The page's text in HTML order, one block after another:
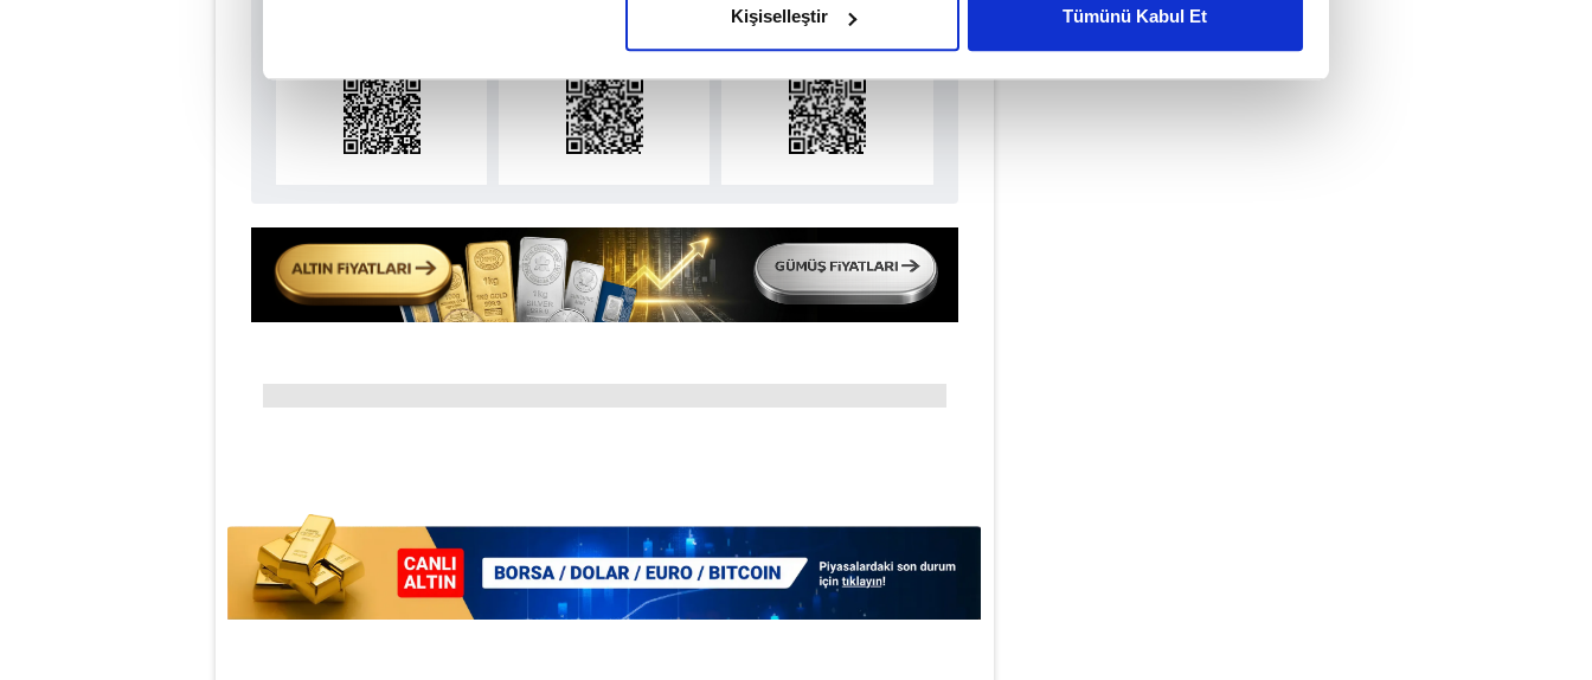
Her halükârda, kullanıcılar, bu çerezlere izin vermedikleri takdirde, kullanıcılara hedefli reklamlar gösterilmeyecektir."
Sizlere daha iyi bir hizmet sunabilmek için İnternet Sitemizde kendimize ve üçüncü kişilere ait çerezler kullanılmaktadır. Bu
çerezler vasıtasıyla çeşitli kişisel verileriniz işlenmekte olup gerekli olan çerezler bilgi toplumu hizmetlerinin sunulması
Çerezlere ilişkin tercihlerinizi aşağıda yer alan panel vasıtasıyla belirleyebilirsiniz. Çerezlere ilişkin detaylı bilgi için Ayarlar
butonuna tıklayabilir,Çerez Bilgilendirme Metnimizi ziyaret edebilirsiniz.
Kişiselleştir Tümünü Kabul Et